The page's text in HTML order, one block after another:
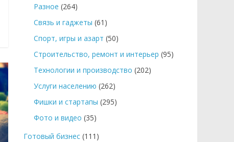
Разное (264)
Связь и гаджеты (61)
Спорт, игры и азарт (50)
Строительство, ремонт и интерьер (95)
Технологии и производство (202)
Услуги населению (262)
Фишки и стартапы (295)
Фото и видео (35)
Готовый бизнес (111)